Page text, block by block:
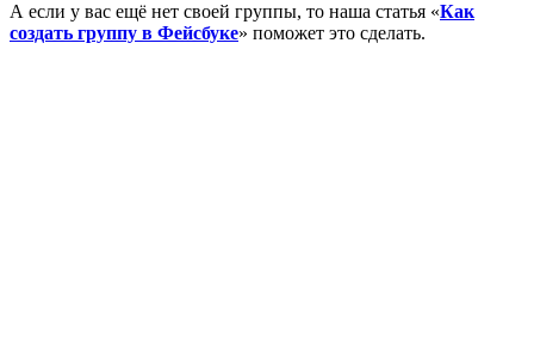
А если у вас ещё нет своей группы, то наша статья «Как
создать группу в Фейсбуке» поможет это сделать.